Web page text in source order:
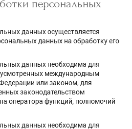
персональных
данных осуществляется
данных на обработку его
данных необходима для
международным
или законом, для
законодательством
оператора функций, полномочий
данных необходима для